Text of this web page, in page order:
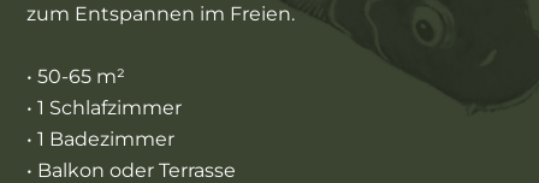
zum Entspannen im Freien.
• 50-65 m²
• 1 Schlafzimmer
• 1 Badezimmer
• Balkon oder Terrasse